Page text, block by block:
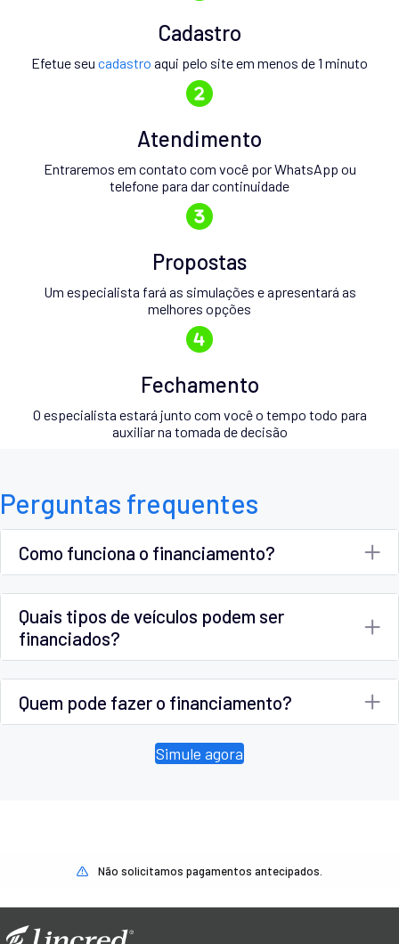
Cadastro
Efetue seu cadastro aqui pelo site em menos de 1 minuto
Atendimento
Entraremos em contato com você por WhatsApp ou
telefone para dar continuidade
Propostas
Um especialista fará as simulações e apresentará as
melhores opções
Fechamento
O especialista estará junto com você o tempo todo para
auxiliar na tomada de decisão
Perguntas frequentes
Como funciona o financiamento?
Quais tipos de veículos podem ser
financiados?
Quem pode fazer o financiamento?
Simule agora
Não solicitamos pagamentos antecipados.